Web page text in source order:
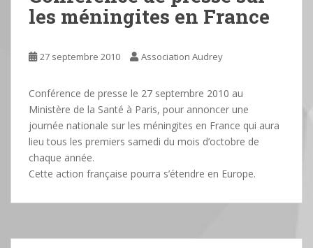
les méningites en France
27 septembre 2010 Association Audrey
Conférence de presse le 27 septembre 2010 au
Ministère de la Santé à Paris, pour annoncer une
journée nationale sur les méningites en France qui aura
lieu tous les premiers samedi du mois d’octobre de
chaque année.
Cette action française pourra s’étendre en Europe.